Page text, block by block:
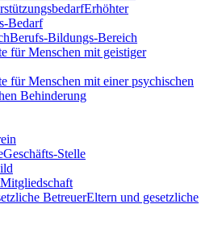
Erhöhter
Bedarf
Berufs-Bildungs-Bereich
für Menschen mit geistiger
für Menschen mit einer psychischen
Behinderung
Geschäfts-Stelle
Mitgliedschaft
BetreuerEltern und gesetzliche